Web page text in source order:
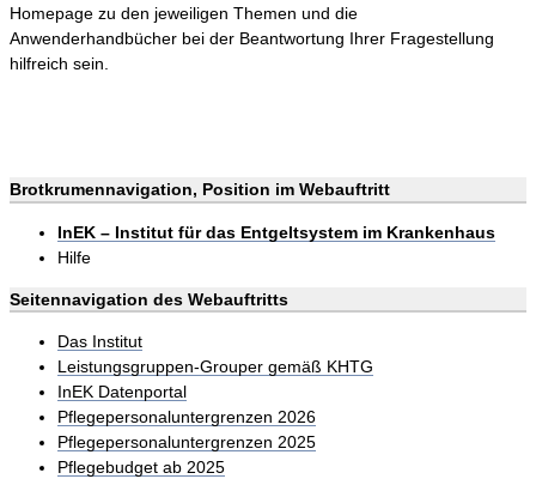
Homepage zu den jeweiligen Themen und die
Anwenderhandbücher bei der Beantwortung Ihrer Fragestellung
hilfreich sein.
Brotkrumennavigation, Position im Webauftritt
InEK – Institut für das Entgeltsystem im Krankenhaus
Hilfe
Seitennavigation des Webauftritts
Das Institut
Leistungsgruppen-Grouper gemäß KHTG
InEK Datenportal
Pflegepersonaluntergrenzen 2026
Pflegepersonaluntergrenzen 2025
Pflegebudget ab 2025